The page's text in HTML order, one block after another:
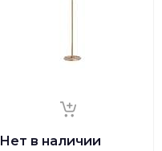
Нет в наличии